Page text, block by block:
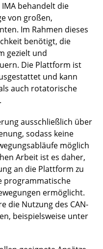
behandelt die
von großen,
Im Rahmen dieses
benötigt, die
gezielt und
Die Plattform ist
und kann
auch rotatorische
ausschließlich über
sodass keine
möglich
Arbeit ist es daher,
an die Plattform zu
programmatische
ermöglicht.
die Nutzung des CAN-
beispielsweise unter